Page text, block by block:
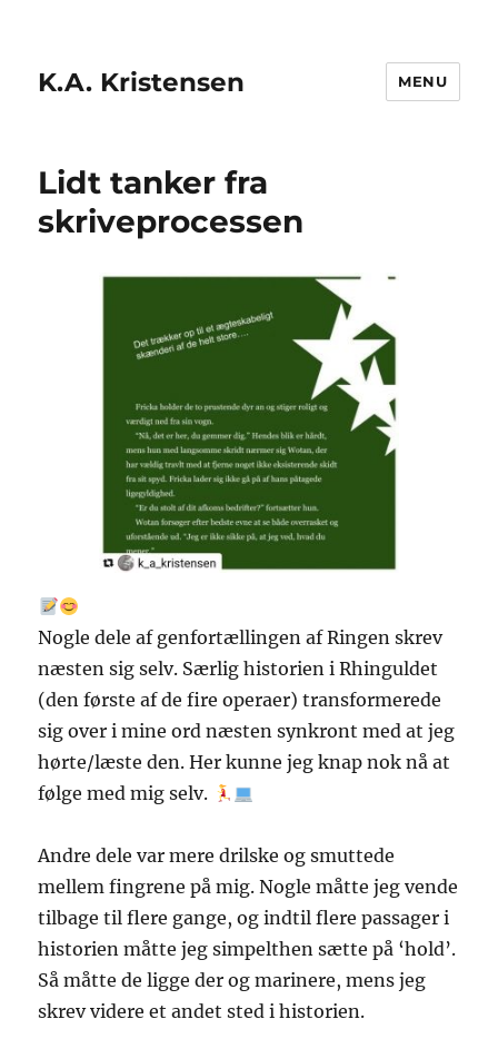
K.A. Kristensen MENU
Lidt tanker fra
skriveprocessen
Nogle dele af genfortællingen af Ringen skrev
næsten sig selv. Særlig historien i Rhinguldet
(den første af de fire operaer) transformerede
sig over i mine ord næsten synkront med at jeg
hørte/læste den. Her kunne jeg knap nok nå at
følge med mig selv.
Andre dele var mere drilske og smuttede
mellem fingrene på mig. Nogle måtte jeg vende
tilbage til flere gange, og indtil flere passager i
historien måtte jeg simpelthen sætte på ‘hold’.
Så måtte de ligge der og marinere, mens jeg
skrev videre et andet sted i historien.